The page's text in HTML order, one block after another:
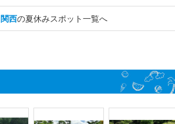
関西の夏休みスポット一覧へ